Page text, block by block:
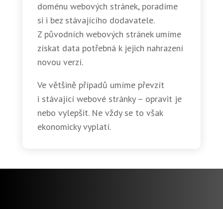
doménu webových stránek, poradíme
si i bez stávajícího dodavatele.
Z původních webových stránek umíme
získat data potřebná k jejich nahrazení
novou verzí.
Ve většině případů umíme převzít
i stávající webové stránky – opravit je
nebo vylepšit. Ne vždy se to však
ekonomicky vyplatí.